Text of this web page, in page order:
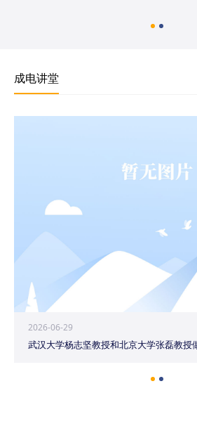
成电讲堂
2026-06-29
武汉大学杨志坚教授和北京大学张磊教授